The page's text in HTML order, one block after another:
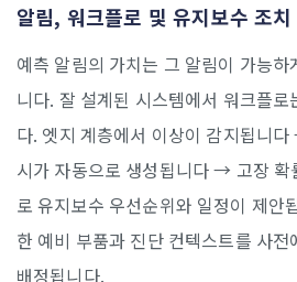
알림, 워크플로 및 유지보수 조치
예측 알림의 가치는 그 알림이 가능
니다. 잘 설계된 시스템에서 워크플
다. 엣지 계층에서 이상이 감지됩니
시가 자동으로 생성됩니다 → 고장 확
로 유지보수 우선순위와 일정이 제
한 예비 부품과 진단 컨텍스트를 사
배정됩니다.